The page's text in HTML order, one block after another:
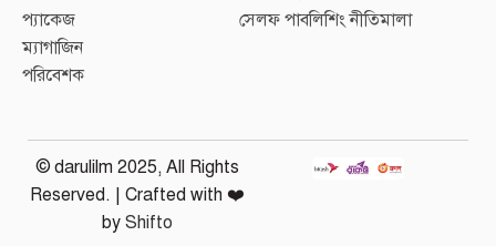
প্যাকেজ
ম্যাগাজিন
পরিবেশক
সেলফ পাবলিশিং নীতিমালা
© darulilm 2025, All Rights
Reserved. | Crafted with ❤️
byShifto